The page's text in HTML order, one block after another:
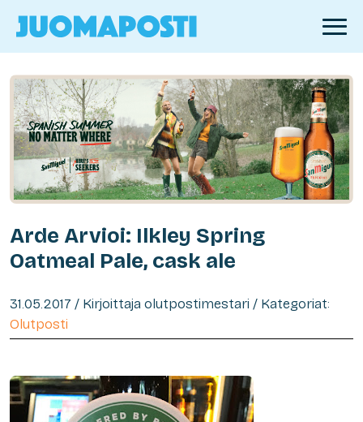
Arde Arvioi: Ilkley Spring
Oatmeal Pale, cask ale
31.05.2017 / Kirjoittaja olutpostimestari / Kategoriat:
Olutposti